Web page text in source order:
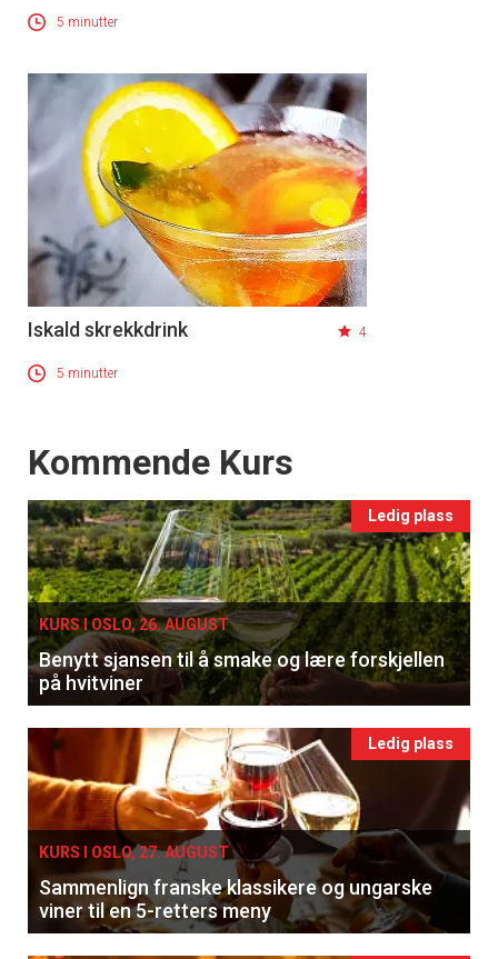
5 minutter
Iskald skrekkdrink 4
5 minutter
Events
Kommende Kurs
Ledig plass
KURS I OSLO, 26. AUGUST
Benytt sjansen til å smake og lære forskjellen
på hvitviner
Ledig plass
KURS I OSLO, 27. AUGUST
Sammenlign franske klassikere og ungarske
viner til en 5-retters meny